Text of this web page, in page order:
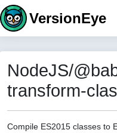
VersionEye
NodeJS/
transform-
Compile ES2015 classes to